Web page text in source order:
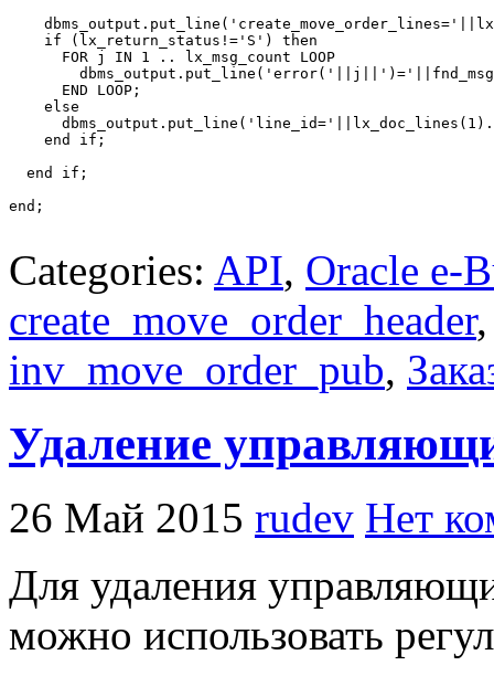
    if (lx_return_status!='S') then
      FOR j IN 1 .. lx_msg_count LOOP
      END LOOP;
    else
    end if;
  end if;
end;
Categories: API, Oracle e-
create_move_order_header
inv_move_order_pub,
Удаление
26 Май 2015 rudev Нет
Для удаления
можно использовать